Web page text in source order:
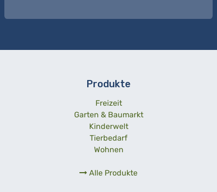
Produkte
Freizeit
Garten & Baumarkt
Kinderwelt
Tierbedarf
Wohnen
Alle Produkte